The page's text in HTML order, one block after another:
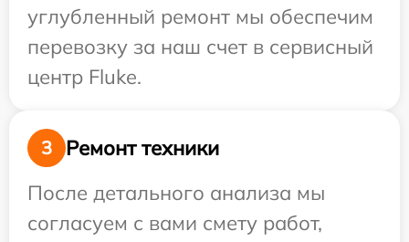
углубленный ремонт мы обеспечим
перевозку за наш счет в сервисный
центр Fluke.
3
Ремонт техники
После детального анализа мы
согласуем с вами смету работ,